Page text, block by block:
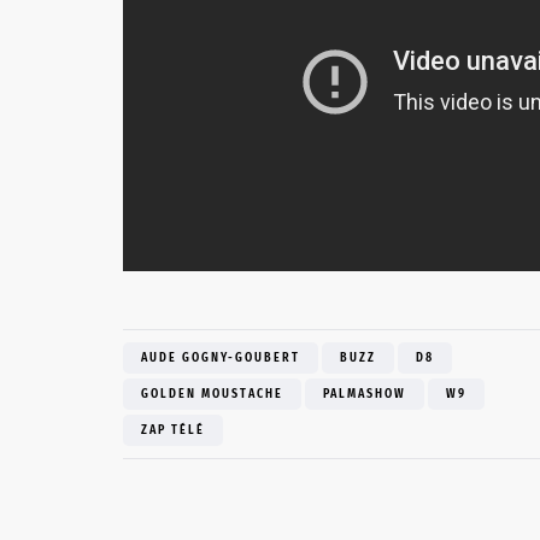
AUDE GOGNY-GOUBERT BUZZ D8
GOLDEN MOUSTACHE PALMASHOW W9
ZAP TÉLÉ